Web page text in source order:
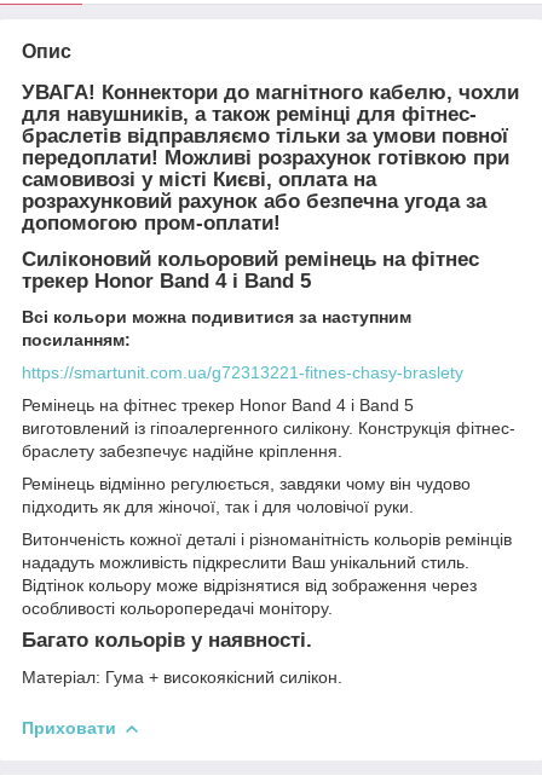
Опис
УВАГА! Коннектори до магнітного кабелю, чохли
для навушників, а також ремінці для фітнес-
браслетів відправляємо тільки за умови повної
передоплати! Можливі розрахунок готівкою при
самовивозі у місті Києві, оплата на
розрахунковий рахунок або безпечна угода за
допомогою пром-оплати!
Силіконовий кольоровий ремінець на фітнес
трекер Honor Band 4 і Band 5
Всі кольори можна подивитися за наступним
посиланням:
https://smartunit.com.ua/g72313221-fitnes-chasy-braslety
Ремінець на фітнес трекер Honor Band 4 і Band 5
виготовлений із гіпоалергенного силікону. Конструкція фітнес-
браслету забезпечує надійне кріплення.
Ремінець відмінно регулюється, завдяки чому він чудово
підходить як для жіночої, так і для чоловічої руки.
Витонченість кожної деталі і різноманітність кольорів ремінців
нададуть можливість підкреслити Ваш унікальний стиль.
Відтінок кольору може відрізнятися від зображення через
особливості кольоропередачі монітору.
Багато кольорів у наявності.
Матеріал: Гума + високоякісний силікон.
Приховати